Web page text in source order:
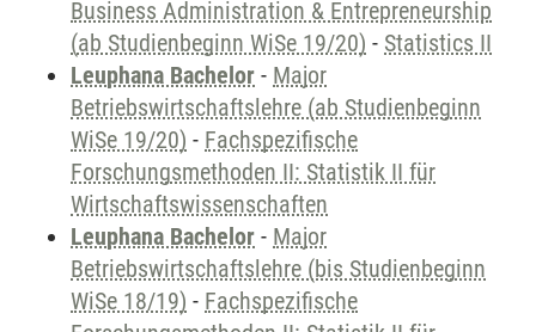
Business Administration & Entrepreneurship
(ab Studienbeginn WiSe 19/20) - Statistics II
Leuphana Bachelor - Major
Betriebswirtschaftslehre (ab Studienbeginn
WiSe 19/20) - Fachspezifische
Forschungsmethoden II: Statistik II für
Wirtschaftswissenschaften
Leuphana Bachelor - Major
Betriebswirtschaftslehre (bis Studienbeginn
WiSe 18/19) - Fachspezifische